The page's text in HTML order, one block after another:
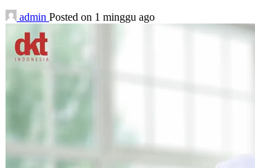
admin Posted on 1 minggu ago